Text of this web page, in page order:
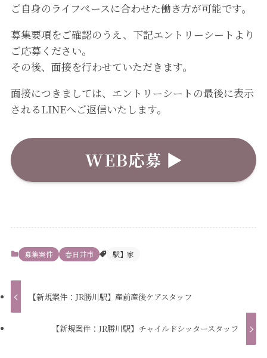
ご自身のライフぺースに合わせた働き方が可能です。
募集要項をご確認のうえ、下記エントリーシートより
ご応募ください。
その後、面接を行わせていただきます。
面接につきましては、エントリーシートの最後に表示
されるLINEへご返信いたします。
WEB応募 ▶︎
募集案件 春日井市 駅】家
【新規案件：JR勝川駅】産前産後ケアスタッフ
【新規案件：JR勝川駅】チャイルドシッタースタッフ